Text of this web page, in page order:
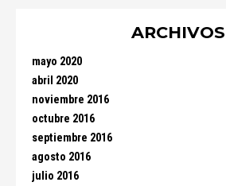
ARCHIVOS
mayo 2020
abril 2020
noviembre 2016
octubre 2016
septiembre 2016
agosto 2016
julio 2016